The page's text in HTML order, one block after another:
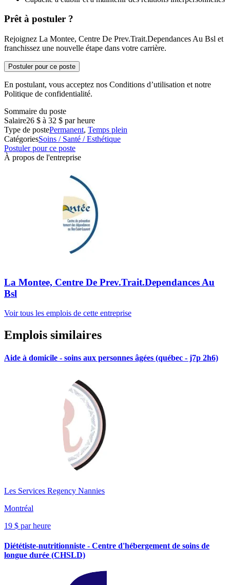
Prêt à postuler ?
Rejoignez La Montee, Centre De Prev.Trait.Dependances Au Bsl et
franchissez une nouvelle étape dans votre carrière.
Postuler pour ce poste
En postulant, vous acceptez nos Conditions d’utilisation et notre
Politique de confidentialité.
Sommaire du poste
Salaire26 $ à 32 $ par heure
Type de postePermanent, Temps plein
CatégoriesSoins / Santé / Esthétique
Postuler pour ce poste
À propos de l'entreprise
La Montee, Centre De Prev.Trait.Dependances Au
Bsl
Voir tous les emplois de cette entreprise
Emplois similaires
Aide à domicile - soins aux personnes âgées (québec - j7p 2h6)
Les Services Regency Nannies
Montréal
19 $ par heure
Diététiste-nutritionniste - Centre d'hébergement de soins de
longue durée (CHSLD)